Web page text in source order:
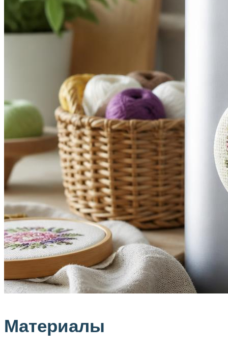
Материалы